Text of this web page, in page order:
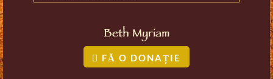
Beth Myriam
FĂ O DONAȚIE